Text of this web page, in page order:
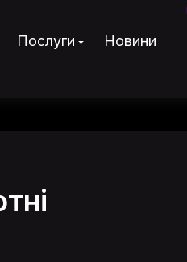
Послуги Новини